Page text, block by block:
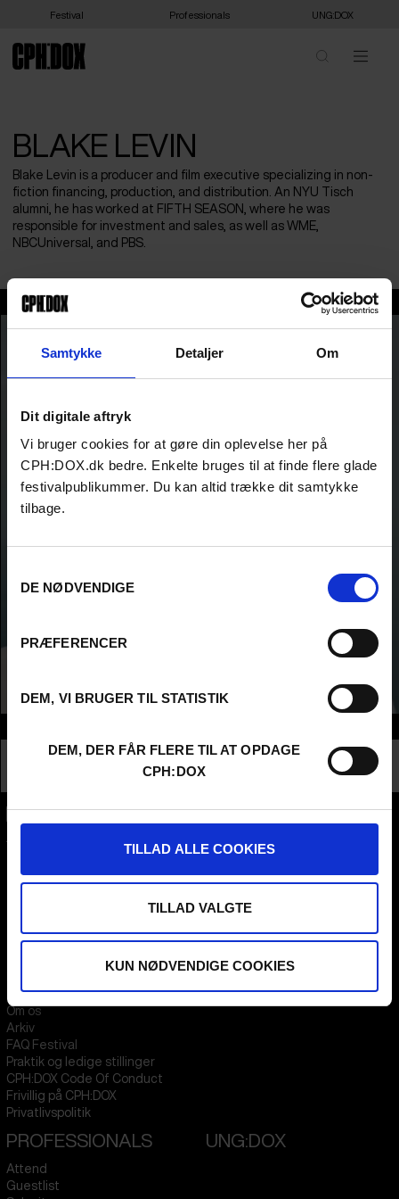
Samtykke Detaljer Om
Dit digitale aftryk
Vi bruger cookies for at gøre din oplevelse her på
CPH:DOX.dk bedre. Enkelte bruges til at finde flere glade
festivalpublikummer. Du kan altid trække dit samtykke
tilbage.
DE NØDVENDIGE
PRÆFERENCER
DEM, VI BRUGER TIL STATISTIK
DEM, DER FÅR FLERE TIL AT OPDAGE
CPH:DOX
TILLAD ALLE COOKIES
TILLAD VALGTE
KUN NØDVENDIGE COOKIES
Festival Professionals UNG:DOX
BLAKE LEVIN
Blake Levin is a producer and film executive specializing in non-
fiction financing, production, and distribution. An NYU Tisch
alumni, he has worked at FIFTH SEASON, where he was
responsible for investment and sales, as well as WME,
NBCUniversal, and PBS.
Blake Levin
Nationalitet
United States
Producer
Denmark
FESTIVAL 2026 DA
Presseinfo
Om os
Arkiv
FAQ Festival
Praktik og ledige stillinger
CPH:DOX Code Of Conduct
Frivillig på CPH:DOX
Privatlivspolitik
STREAMING
PARA:DOX
PROFESSIONALS
Attend
Guestlist
UNG:DOX